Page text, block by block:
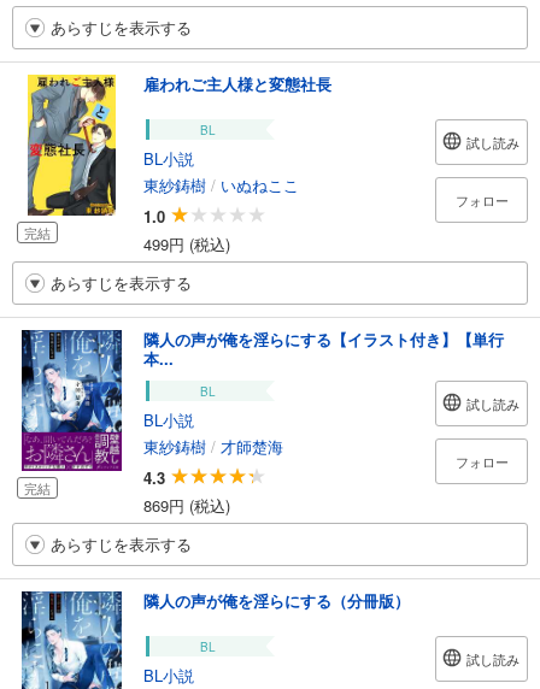
あらすじを表示する
完結
雇われご主人様と変態社長
BL
BL小説
東紗鋳樹 / いぬねここ
1.0
499円 (税込)
試し読み
フォロー
あらすじを表示する
完結
隣人の声が俺を淫らにする【イラスト付き】【単行
本...
BL
BL小説
東紗鋳樹 / 才師楚海
4.3
869円 (税込)
試し読み
フォロー
あらすじを表示する
隣人の声が俺を淫らにする（分冊版）
BL
BL小説
試し読み